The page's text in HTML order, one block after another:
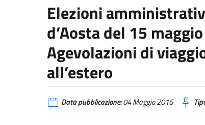
Elezioni
d’Aosta del 15
Agevolazioni di
all’estero
Data pubblicazione:04 Maggio 2016